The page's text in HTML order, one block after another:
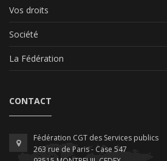
Vos droits
Société
La Fédération
CONTACT
Fédération CGT des Services publics
263 rue de Paris - Case 547